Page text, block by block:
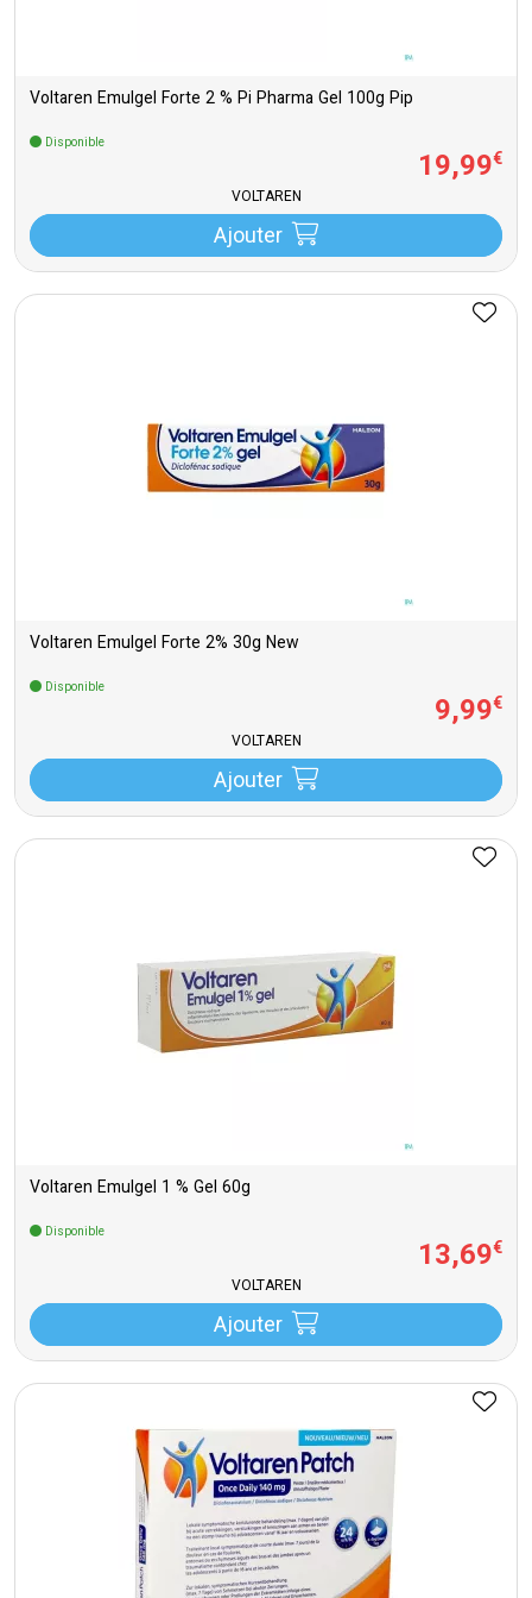
Voltaren Emulgel Forte 2 % Pi Pharma Gel 100g Pip
Disponible
19,99€
VOLTAREN
Ajouter
Voltaren Emulgel Forte 2% 30g New
Disponible
9,99€
VOLTAREN
Ajouter
Voltaren Emulgel 1 % Gel 60g
Disponible
13,69€
VOLTAREN
Ajouter